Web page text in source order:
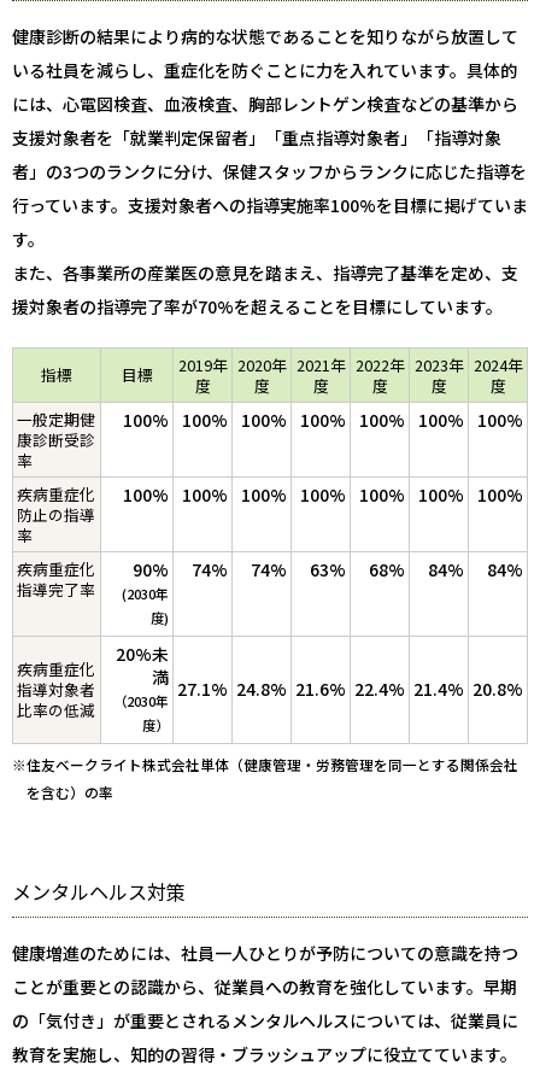
健康診断の結果により病的な状態であることを知りながら放置して
いる社員を減らし、重症化を防ぐことに力を入れています。具体的
には、心電図検査、血液検査、胸部レントゲン検査などの基準から
支援対象者を「就業判定保留者」「重点指導対象者」「指導対象
者」の3つのランクに分け、保健スタッフからランクに応じた指導を
行っています。支援対象者への指導実施率100%を目標に掲げていま
す。
また、各事業所の産業医の意見を踏まえ、指導完了基準を定め、支
援対象者の指導完了率が70%を超えることを目標にしています。
指標 目標
2019年
度
2020年
度
2021年
度
2022年
度
2023年
度
2024年
度
一般定期健
康診断受診
率
100% 100% 100% 100% 100% 100% 100%
疾病重症化
防止の指導
率
100% 100% 100% 100% 100% 100% 100%
疾病重症化
指導完了率
90%
(2030年
度)
74% 74% 63% 68% 84% 84%
疾病重症化
指導対象者
比率の低減
20%未
満
（2030年
度）
27.1% 24.8% 21.6% 22.4% 21.4% 20.8%
※住友ベークライト株式会社単体（健康管理・労務管理を同一とする関係会社
を含む）の率
メンタルヘルス対策
健康増進のためには、社員一人ひとりが予防についての意識を持つ
ことが重要との認識から、従業員への教育を強化しています。早期
の「気付き」が重要とされるメンタルヘルスについては、従業員に
教育を実施し、知的の習得・ブラッシュアップに役立てています。